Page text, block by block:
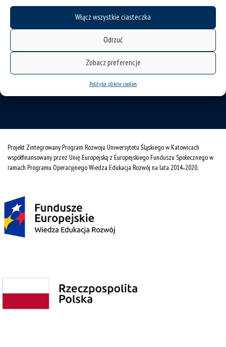
Włącz wszystkie ciasteczka
Odrzuć
Zobacz preferencje
Polityka plików cookies
Wydział Nauk Przyrodniczych
Uniwersytet Śląski w Katowicach
Projekt Zintegrowany Program Rozwoju Uniwersytetu Śląskiego w Katowicach
współfinansowany przez Unię Europejską z Europejskiego Funduszu Społecznego w
ramach Programu Operacyjnego Wiedza Edukacja Rozwój na lata 2014˗2020.